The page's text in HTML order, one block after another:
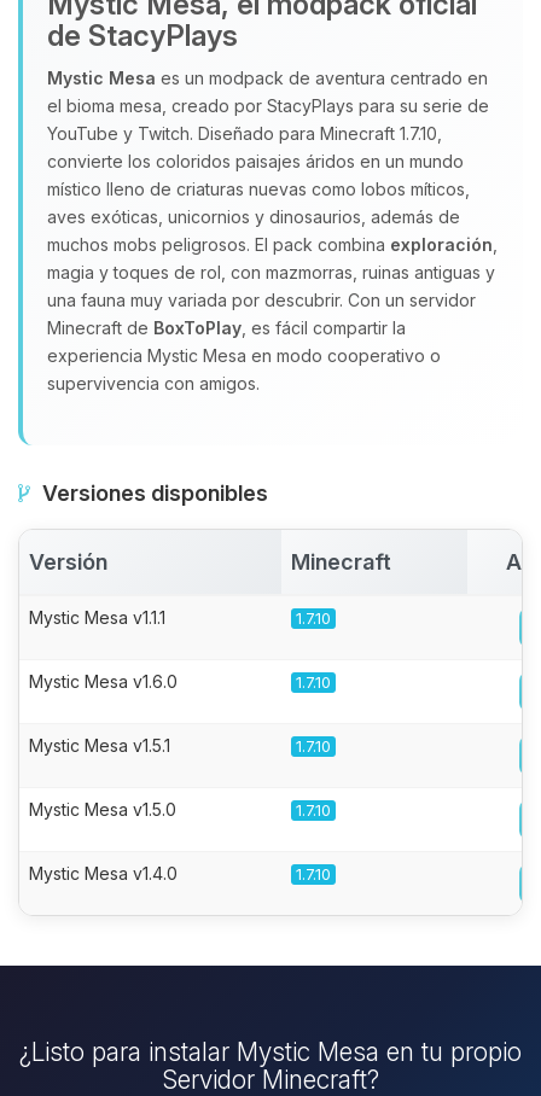
de StacyPlays
Mystic Mesa es un modpack de aventura centrado en
el bioma mesa, creado por StacyPlays para su serie de
YouTube y Twitch. Diseñado para Minecraft 1.7.10,
convierte los coloridos paisajes áridos en un mundo
místico lleno de criaturas nuevas como lobos míticos,
aves exóticas, unicornios y dinosaurios, además de
muchos mobs peligrosos. El pack combina exploración
magia y toques de rol, con mazmorras, ruinas antiguas y
una fauna muy variada por descubrir. Con un servidor
Minecraft de BoxToPlay , es fácil compartir la
experiencia Mystic Mesa en modo cooperativo o
supervivencia con amigos.
Versiones disponibles
Versión Minecraft
Mystic Mesa v1.1.1 1.7.10
Mystic Mesa v1.6.0 1.7.10
Mystic Mesa v1.5.1 1.7.10
Mystic Mesa v1.5.0 1.7.10
Mystic Mesa v1.4.0 1.7.10
¿Listo para instalar Mystic Mesa en tu propio
Servidor Minecraft?
07/08/2026 12:07